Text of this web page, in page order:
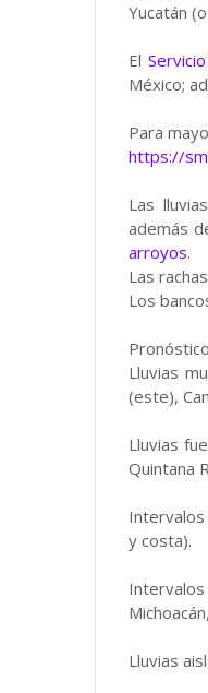
Yucatán
El
México;
Para
https://
Las
además
arroyos.
Las
Los
Lluvias
(este),
Lluvias
Quintana
Intervalos
y costa).
Lluvias